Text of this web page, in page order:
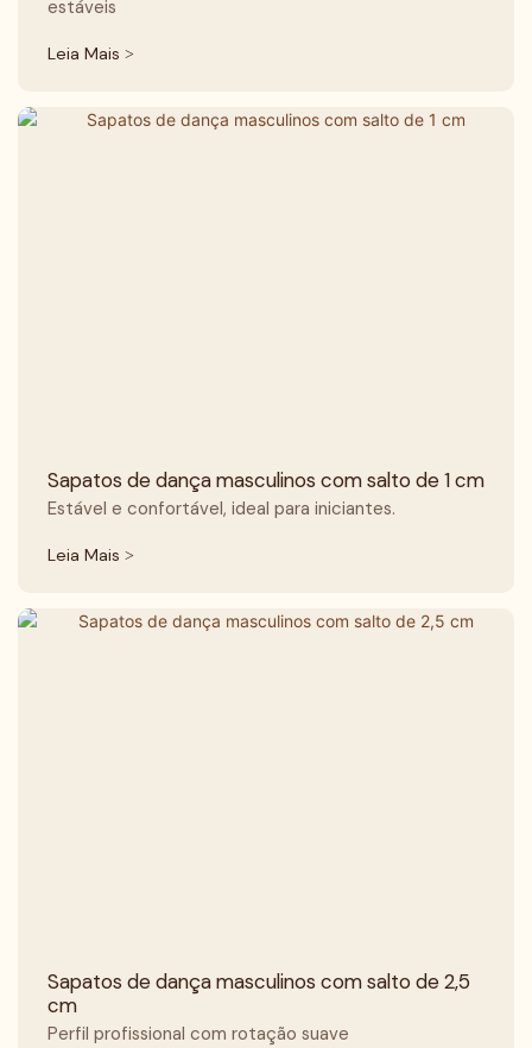
estáveis
Leia Mais >
Sapatos de dança masculinos com salto de 1 cm
Estável e confortável, ideal para iniciantes.
Leia Mais >
Sapatos de dança masculinos com salto de 2,5
cm
Perfil profissional com rotação suave